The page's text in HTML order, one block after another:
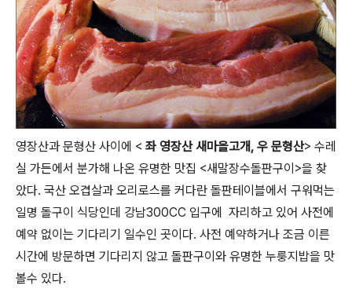
영장산과 문형산 사이에 < 좌 영장산 새마을고개, 우 문형산> 수레
실 가든에서 분가해 나온 유명한 맛집 <새말장수돌판구이>을 찾
았다. 국산 오겹살과 오리로스를 커다란 돌판테이블에서 구워먹는
일명 돌구이 식당인데 강남300CC 입구에 자리하고 있어 사전에
예약 없이는 기다리기 일수인 곳이다. 사전 예약하거나 조금 이른
시간에 방문하면 기다리지 않고 돌판구이와 유명한 누룽지밥을 맛
볼수 있다.